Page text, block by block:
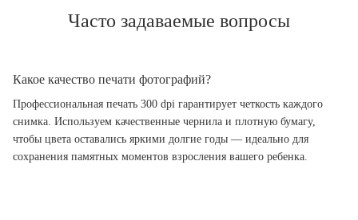
Часто задаваемые вопросы
Какое качество печати фотографий?
Профессиональная печать 300 dpi гарантирует четкость каждого
снимка. Используем качественные чернила и плотную бумагу,
чтобы цвета оставались яркими долгие годы — идеально для
сохранения памятных моментов взросления вашего ребенка.